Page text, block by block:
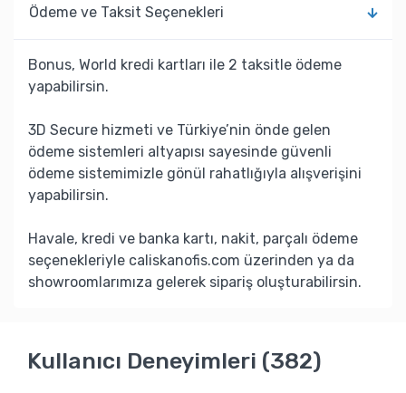
Ödeme ve Taksit Seçenekleri
Bonus, World kredi kartları ile 2 taksitle ödeme
yapabilirsin.
3D Secure hizmeti ve Türkiye’nin önde gelen
ödeme sistemleri altyapısı sayesinde güvenli
ödeme sistemimizle gönül rahatlığıyla alışverişini
yapabilirsin.
Havale, kredi ve banka kartı, nakit, parçalı ödeme
seçenekleriyle caliskanofis.com üzerinden ya da
showroomlarımıza gelerek sipariş oluşturabilirsin.
Kullanıcı Deneyimleri (382)